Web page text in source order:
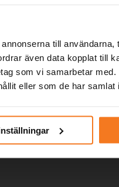
till
även data kopplat till
som vi samarbetar
eller som de har
mer